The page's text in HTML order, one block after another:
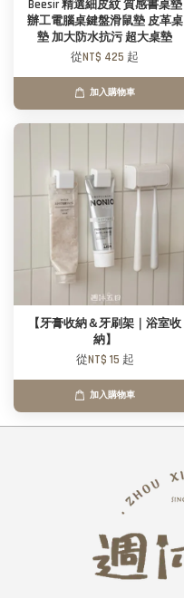
Beesir 精選細皮紋 質感書桌墊
辦工電腦桌鍵盤滑鼠墊 皮革桌
墊 加大防水抗污 超大桌墊
從NT$ 425 起
加入購物車
【牙膏收納＆牙刷架｜浴室收
納】
從NT$ 15 起
加入購物車